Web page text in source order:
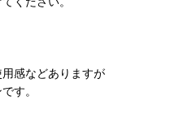
感などありますが
す。